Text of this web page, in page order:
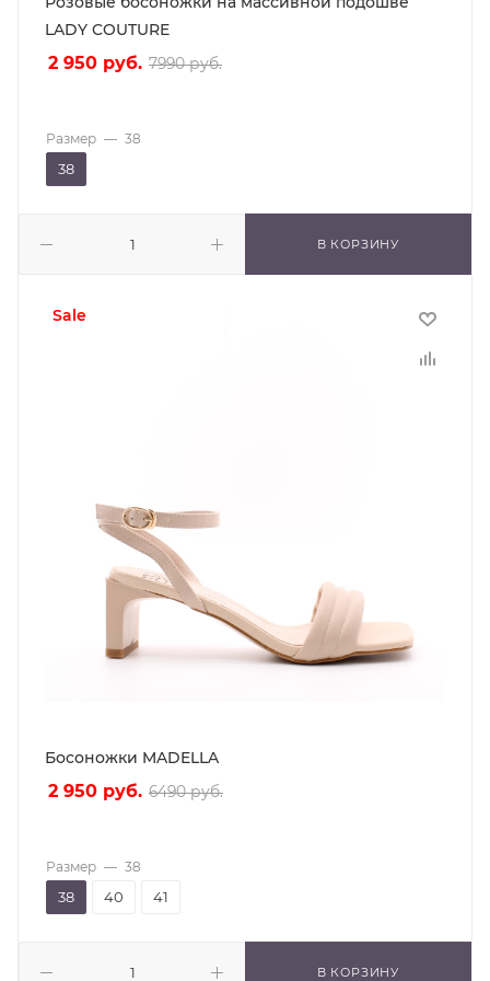
LADY COUTURE
2 950 руб. 7990руб.
В КОРЗИНУ
Размер — 38
38
sale
Босоножки MADELLA
2 950 руб. 6490руб.
В КОРЗИНУ
Размер — 38
38 40 41